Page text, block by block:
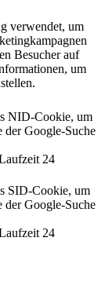
verwendet, um
Besucher auf
um
NID-Cookie, um
Google-Suche
24
SID-Cookie, um
Google-Suche
24